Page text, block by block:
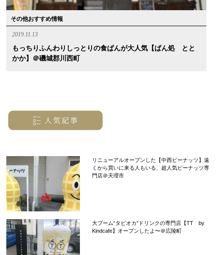
その他おすすめ情報
2019.11.13
もっちりふんわりしっとりの食ぱんが大人気【ぱん処 とと
かか】＠磯城郡川西町
リニューアルオープンした【中西ピーナッツ】遠
くから買いに来る人もいる、超人気ピーナッツ専
門店＠天理市
大ブーム“タピオカ”ドリンクの専門店【TT by
Kindcafe】オープンしたよ〜＠広陵町